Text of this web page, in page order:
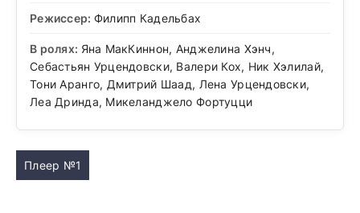
Режиссер: Филипп Кадельбах
В ролях: Яна МакКиннон, Анджелина Хэнч,
Себастьян Урцендовски, Валери Кох, Ник Хэлилай,
Тони Аранго, Дмитрий Шаад, Лена Урцендовски,
Леа Дринда, Микеланджело Фортуцци
Плеер №1